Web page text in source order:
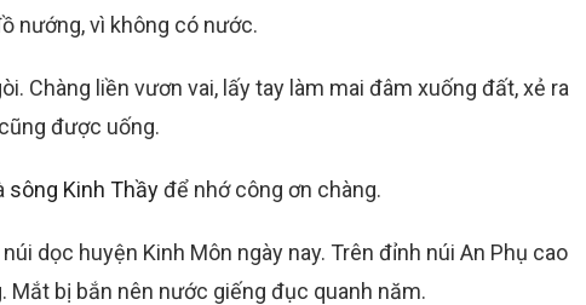
nướng, vì không có nước.
Chàng liền vươn vai, lấy tay làm mai đâm xuống đất, xẻ ra
được uống.
sông Kinh Thầyđể nhớ công ơn chàng.
dọc huyện Kinh Môn ngày nay. Trên đỉnh núi An Phụ cao
Mắt bị bắn nên nước giếng đục quanh năm.